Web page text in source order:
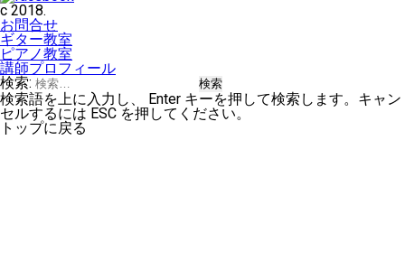
c 2018.
お問合せ
ギター教室
ピアノ教室
講師プロフィール
検索:
検索語を上に入力し、 Enter キーを押して検索します。キャン
セルするには ESC を押してください。
トップに戻る